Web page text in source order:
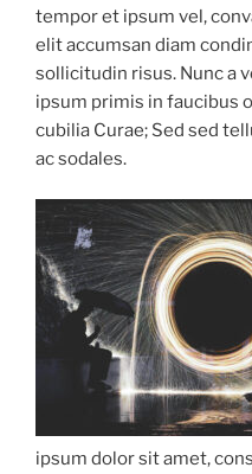
tempor et ipsum vel,
elit accumsan diam
sollicitudin risus. Nunc a
ipsum primis in faucibus
cubilia Curae; Sed sed
ac sodales.
ipsum dolor sit amet,